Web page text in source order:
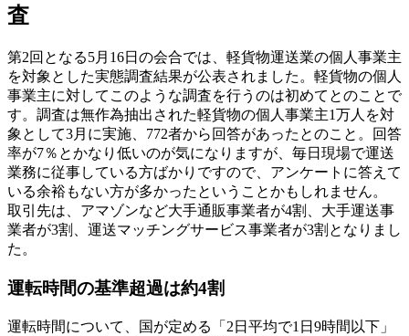
査
第2回となる5月16日の会合では、軽貨物運送業の個人事業主
を対象とした実態調査結果が公表されました。軽貨物の個人
事業主に対してこのような調査を行うのは初めてとのことで
す。調査は無作為抽出された軽貨物の個人事業主1万人を対
象として3月に実施、772者から回答があったとのこと。回答
率が7％とかなり低いのが気になりますが、毎日現場で運送
業務に従事している方ばかりですので、アンケートに答えて
いる余裕もない方が多かったということかもしれません。
取引先は、アマゾンなど大手通販事業者が4割、大手運送事
業者が3割、運送マッチングサービス事業者が3割となりまし
た。
運転時間の基準超過は約4割
運転時間について、国が定める「2日平均で1日9時間以下」